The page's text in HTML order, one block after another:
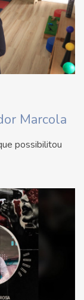
Marcola
possibilitou